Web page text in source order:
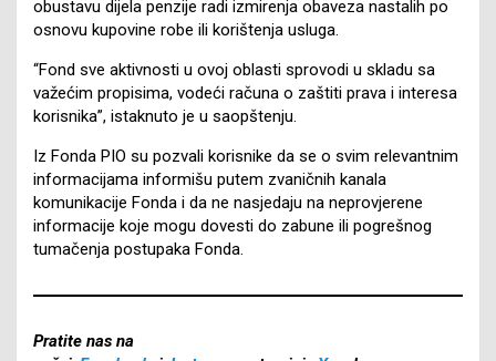
obustavu dijela penzije radi izmirenja obaveza nastalih po
osnovu kupovine robe ili korištenja usluga.
“Fond sve aktivnosti u ovoj oblasti sprovodi u skladu sa
važećim propisima, vodeći računa o zaštiti prava i interesa
korisnika”, istaknuto je u saopštenju.
Iz Fonda PIO su pozvali korisnike da se o svim relevantnim
informacijama informišu putem zvaničnih kanala
komunikacije Fonda i da ne nasjedaju na neprovjerene
informacije koje mogu dovesti do zabune ili pogrešnog
tumačenja postupaka Fonda.
Pratite nas na